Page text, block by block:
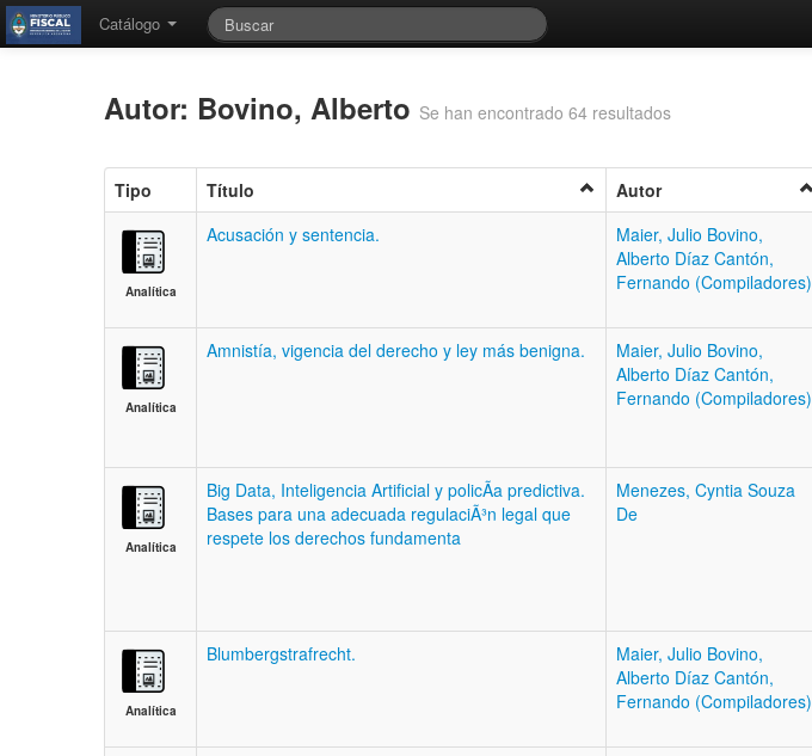
Catálogo
Autor: Bovino, Alberto Se han encontrado 64 resultados
Tipo Título Autor
Analítica
Acusación y sentencia.
Maier, Julio Bovino,
Alberto Díaz Cantón,
Fernando (Compiladores)
Analítica
Amnistía, vigencia del derecho y ley más benigna.
Maier, Julio Bovino,
Alberto Díaz Cantón,
Fernando (Compiladores)
Analítica
Big Data, Inteligencia Artificial y policÃ­a predictiva.
Bases para una adecuada regulaciÃ³n legal que
respete los derechos fundamenta
Menezes, Cyntia Souza
De
Analítica
Blumbergstrafrecht.
Maier, Julio Bovino,
Alberto Díaz Cantón,
Fernando (Compiladores)